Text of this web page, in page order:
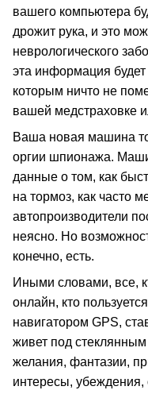
вашего компьютера
дрожит рука, и это
неврологического
эта информация
которым ничто не
вашей медстраховке
Ваша новая машина
оргии шпионажа.
данные о том, как
на тормоз, как часто
автопроизводители
неясно. Но
конечно, есть.
Иными словами, все,
онлайн, кто
навигатором GPS,
живет под
желания, фантазии,
интересы, убеждения,